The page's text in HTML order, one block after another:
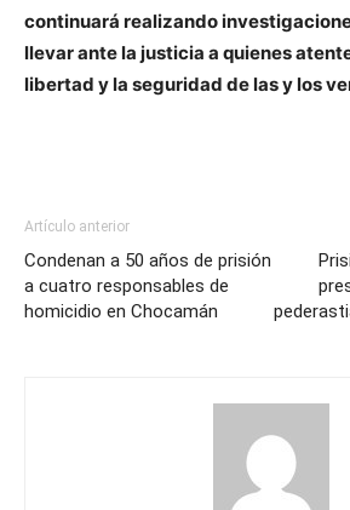
continuará realizando
llevar ante la justicia a quienes
libertad y la seguridad de las y los
Artículo anterior
Condenan a 50 años de prisión
a cuatro responsables de
homicidio en Chocamán